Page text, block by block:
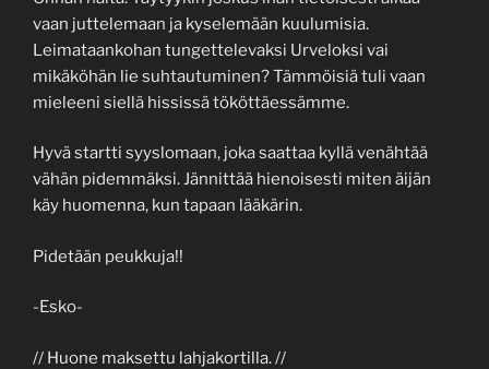
vaan juttelemaan ja kyselemään kuulumisia.
Leimataankohan tungettelevaksi Urveloksi vai
mikäköhän lie suhtautuminen? Tämmöisiä tuli vaan
mieleeni siellä hississä tököttäessämme.
Hyvä startti syyslomaan, joka saattaa kyllä venähtää
vähän pidemmäksi. Jännittää hienoisesti miten äijän
käy huomenna, kun tapaan lääkärin.
Pidetään peukkuja!!
-Esko-
// Huone maksettu lahjakortilla. //